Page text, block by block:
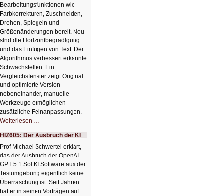
Bearbeitungsfunktionen wie
Farbkorrekturen, Zuschneiden,
Drehen, Spiegeln und
Größenänderungen bereit. Neu
sind die Horizontbegradigung
und das Einfügen von Text. Der
Algorithmus verbessert erkannte
Schwachstellen. Ein
Vergleichsfenster zeigt Original
und optimierte Version
nebeneinander, manuelle
Werkzeuge ermöglichen
zusätzliche Feinanpassungen.
Weiterlesen …
Bildverschönerung
mit
einem
Klick
HIZ606:
Bildverschönerung
mit
einem
Klick
HIZ605: Der Ausbruch der KI
Prof Michael Schwertel erklärt,
das der Ausbruch der OpenAI
GPT 5.1 Sol KI Software aus der
Testumgebung eigentlich keine
Überraschung ist. Seit Jahren
hat er in seinen Vorträgen auf